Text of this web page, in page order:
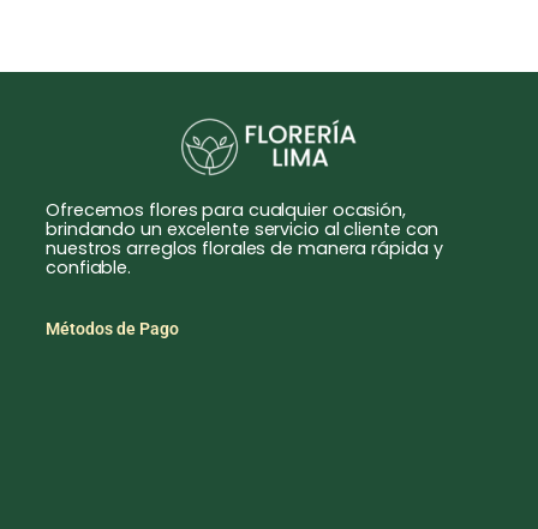
Ofrecemos flores para cualquier ocasión,
brindando un excelente servicio al cliente con
nuestros arreglos florales de manera rápida y
confiable.
Métodos de Pago